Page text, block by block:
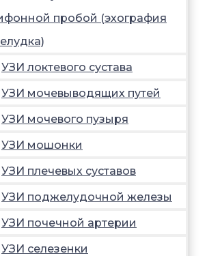
пробой (эхография
УЗИ локтевого сустава
УЗИ мочевыводящих путей
УЗИ мочевого пузыря
УЗИ мошонки
УЗИ плечевых суставов
УЗИ поджелудочной железы
УЗИ почечной артерии
УЗИ селезенки